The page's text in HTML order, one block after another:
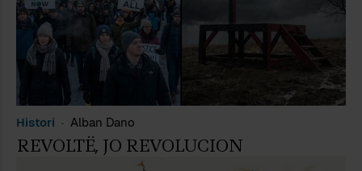
Histori Alban Dano
REVOLTË, JO REVOLUCION